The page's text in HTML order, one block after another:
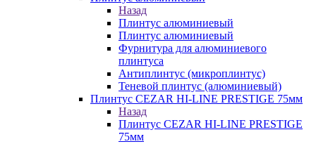
Назад
Плинтус алюминиевый
Плинтус алюминиевый
Фурнитура для алюминиевого
плинтуса
Антиплинтус (микроплинтус)
Теневой плинтус (алюминиевый)
Плинтус CEZAR HI-LINE PRESTIGE 75мм
Назад
Плинтус CEZAR HI-LINE PRESTIGE
75мм